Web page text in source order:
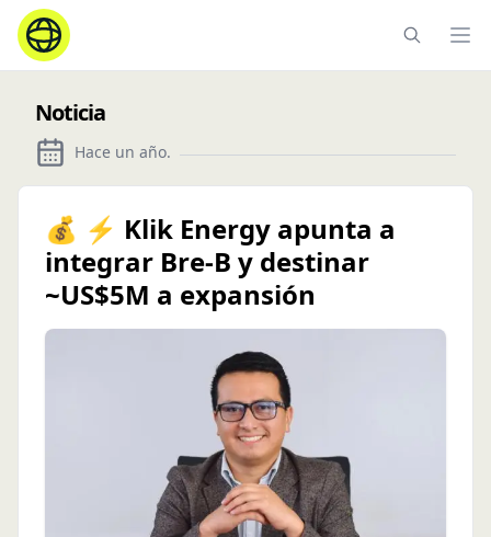
Noticia
Hace un año.
💰 ⚡️ Klik Energy apunta a
integrar Bre-B y destinar
~US$5M a expansión